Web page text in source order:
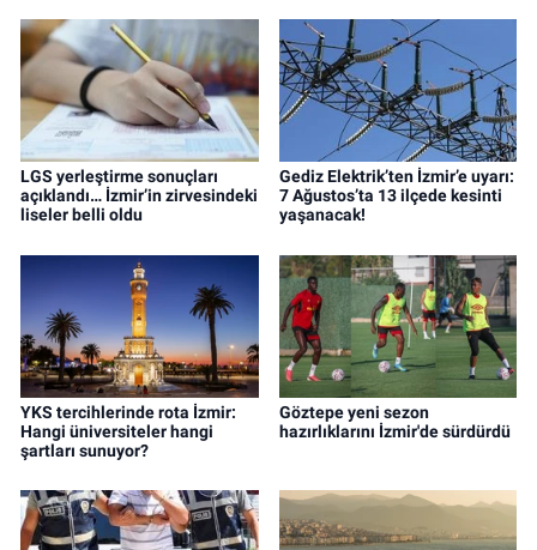
LGS yerleştirme sonuçları
açıklandı… İzmir’in zirvesindeki
liseler belli oldu
Gediz Elektrik’ten İzmir’e uyarı:
7 Ağustos’ta 13 ilçede kesinti
yaşanacak!
YKS tercihlerinde rota İzmir:
Hangi üniversiteler hangi
şartları sunuyor?
Göztepe yeni sezon
hazırlıklarını İzmir'de sürdürdü